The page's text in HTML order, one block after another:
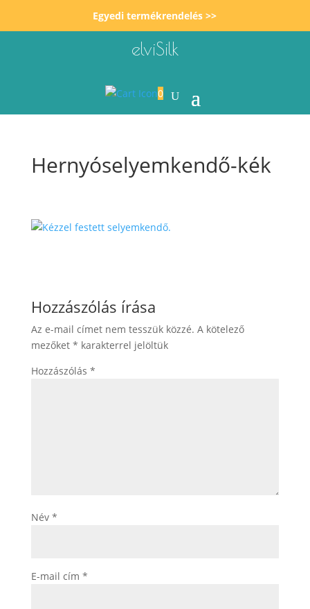
Egyedi termékrendelés >>
elviSilk
0
Hernyóselyemkendő-kék
Hozzászólás írása
Az e-mail címet nem tesszük közzé. A kötelező
mezőket * karakterrel jelöltük
Hozzászólás *
Név *
E-mail cím *